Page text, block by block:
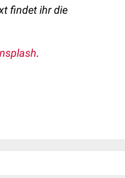
findet ihr die
.